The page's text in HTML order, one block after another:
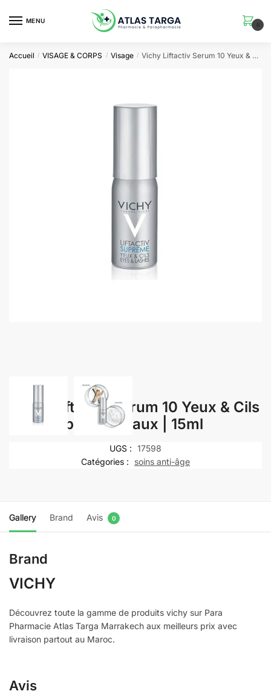
MENU
0
Accueil / VISAGE & CORPS / Visage / Vichy Liftactiv Serum 10 Yeux & Cils Tous Types de Peaux | 15ml
Vichy Liftactiv Serum 10 Yeux & Cils
Tous Types de Peaux | 15ml
UGS : 17598
Catégories :
soins anti-âge
Gallery Brand Avis 0
Brand
VICHY
Découvrez toute la gamme de produits vichy sur Para
Pharmacie Atlas Targa Marrakech aux meilleurs prix avec
livraison partout au Maroc.
Avis